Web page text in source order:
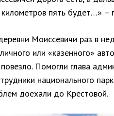
пять будет…» –
Моиссевичи раз в
или «казенного»
Помогли глава
национального
доехали до Крестовой.